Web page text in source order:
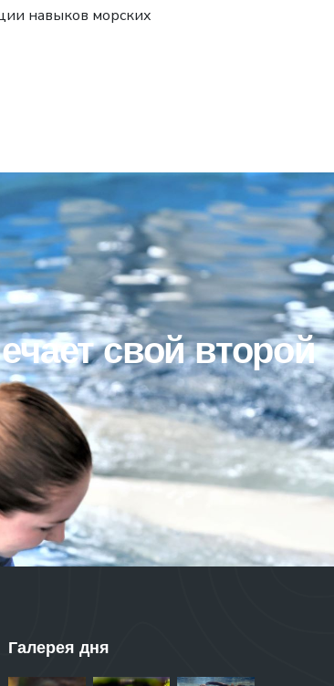
навыков морских
свой второй
Галерея дня